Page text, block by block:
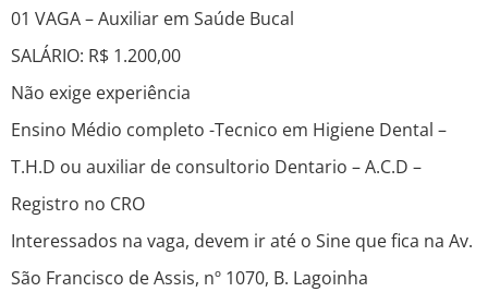
01 VAGA – Auxiliar em Saúde Bucal
SALÁRIO: R$ 1.200,00
Não exige experiência
Ensino Médio completo -Tecnico em Higiene Dental –
T.H.D ou auxiliar de consultorio Dentario – A.C.D –
Registro no CRO
Interessados na vaga, devem ir até o Sine que fica na Av.
São Francisco de Assis, nº 1070, B. Lagoinha